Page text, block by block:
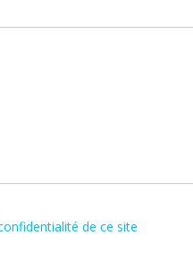
de ce site